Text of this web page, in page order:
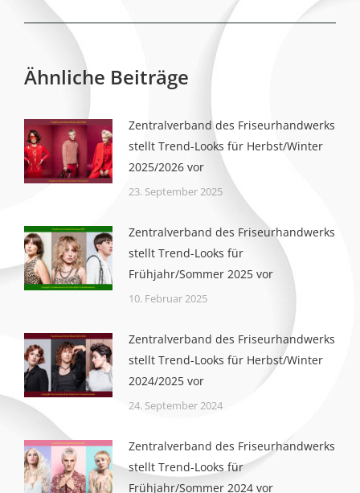
Ähnliche Beiträge
Zentralverband des Friseurhandwerks
stellt Trend-Looks für Herbst/Winter
2025/2026 vor
23. September 2025
Zentralverband des Friseurhandwerks
stellt Trend-Looks für
Frühjahr/Sommer 2025 vor
10. Februar 2025
Zentralverband des Friseurhandwerks
stellt Trend-Looks für Herbst/Winter
2024/2025 vor
24. September 2024
Zentralverband des Friseurhandwerks
stellt Trend-Looks für
Frühjahr/Sommer 2024 vor